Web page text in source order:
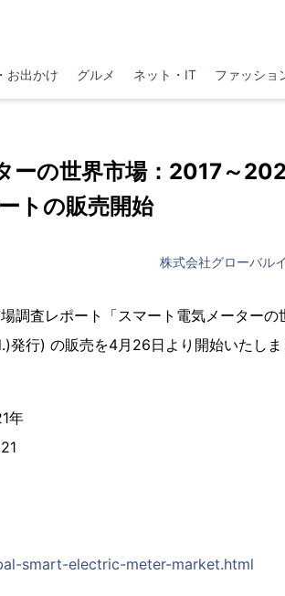
お出かけ グルメ ネット・IT ファッショ
の世界市場：2017～
トの販売開始
株式会社グローバル
調査レポート「スマート電気メーターの
行) の販売を4月26日より開始いたしま
年
smart-electric-meter-market.html